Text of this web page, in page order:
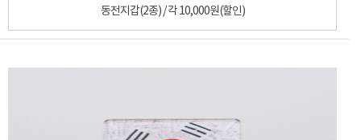
동전지갑(2종) / 각 10,000원(할인)